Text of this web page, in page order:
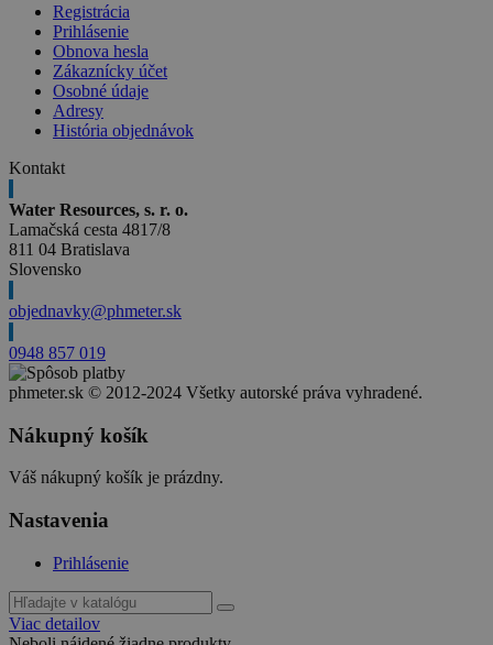
Registrácia
Prihlásenie
Obnova hesla
Zákaznícky účet
Osobné údaje
Adresy
História objednávok
Kontakt
Water Resources, s. r. o.
Lamačská cesta 4817/8
811 04 Bratislava
Slovensko
objednavky@phmeter.sk
0948 857 019
phmeter.sk © 2012-2024 Všetky autorské práva vyhradené.
Nákupný košík
Váš nákupný košík je prázdny.
Nastavenia
Prihlásenie
Viac detailov